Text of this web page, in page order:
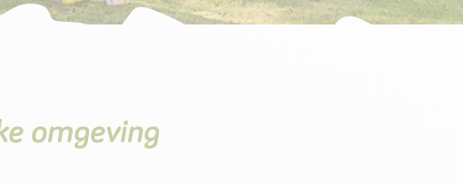
omgeving